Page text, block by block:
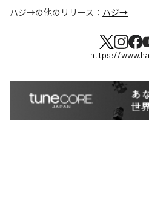
ハジ→の他のリリース： ハジ→
https://